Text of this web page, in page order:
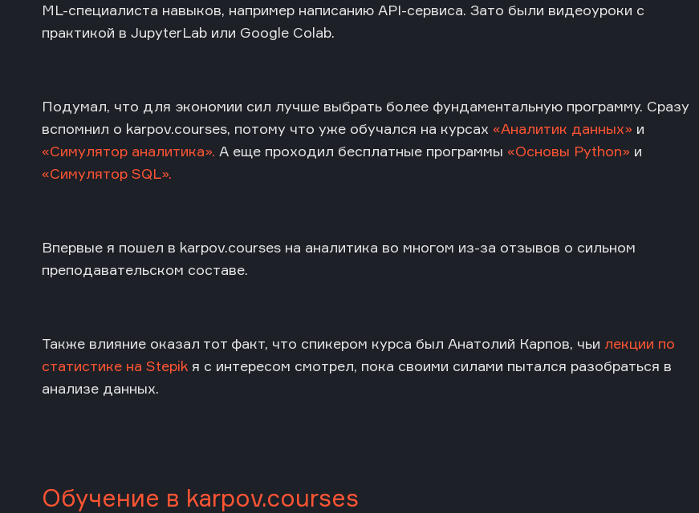
ML-специалиста навыков, например написанию API-сервиса. Зато были видеоуроки с
практикой в JupyterLab или Google Colab.
Подумал, что для экономии сил лучше выбрать более фундаментальную программу. Сразу
вспомнил о karpov.courses, потому что уже обучался на курсах «Аналитик данных» и
«Симулятор аналитика». А еще проходил бесплатные программы «Основы Python» и
«Симулятор SQL».
Впервые я пошел в karpov.courses на аналитика во многом из-за отзывов о сильном
преподавательском составе.
Также влияние оказал тот факт, что спикером курса был Анатолий Карпов, чьи лекции по
статистике на Stepik я с интересом смотрел, пока своими силами пытался разобраться в
анализе данных.
Обучение в karpov.courses